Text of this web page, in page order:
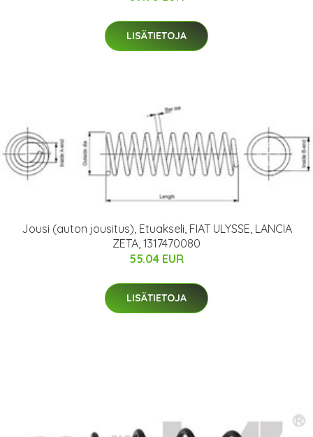
LISÄTIETOJA
Jousi (auton jousitus), Etuakseli, FIAT ULYSSE, LANCIA
ZETA, 1317470080
55.04 EUR
LISÄTIETOJA